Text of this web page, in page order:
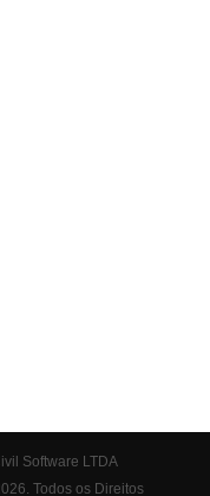
Software LTDA
Todos os Direitos